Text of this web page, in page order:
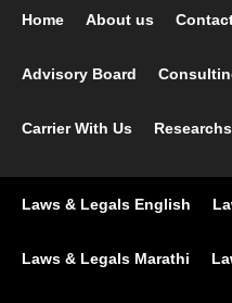
Home About us
Advisory Board
Carrier With Us
Laws & Legals English
Laws & Legals Marathi